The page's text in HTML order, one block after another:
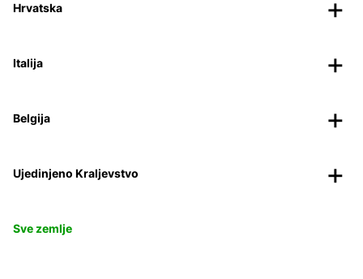
Hrvatska
Italija
Belgija
Ujedinjeno Kraljevstvo
Sve zemlje